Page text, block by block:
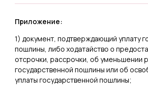
Приложение:
1) документ, подтверждающий уплату
пошлины, либо ходатайство о
отсрочки, рассрочки, об уменьшении
государственной пошлины или об
уплаты государственной пошлины;